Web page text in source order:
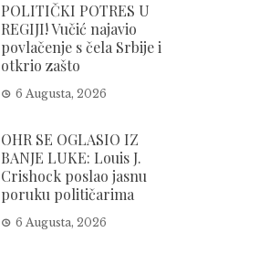
POLITIČKI POTRES U
REGIJI! Vučić najavio
povlačenje s čela Srbije i
otkrio zašto
6 Augusta, 2026
OHR SE OGLASIO IZ
BANJE LUKE: Louis J.
Crishock poslao jasnu
poruku političarima
6 Augusta, 2026